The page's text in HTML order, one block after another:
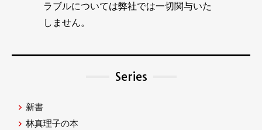
ラブルについては弊社では一切関与いた
しません。
Series
新書
林真理子の本